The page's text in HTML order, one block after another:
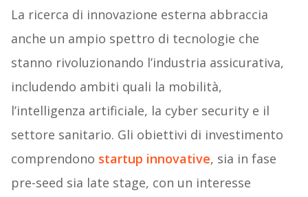
La ricerca di innovazione esterna abbraccia
anche un ampio spettro di tecnologie che
stanno rivoluzionando l’industria assicurativa,
includendo ambiti quali la mobilità,
l’intelligenza artificiale, la cyber security e il
settore sanitario. Gli obiettivi di investimento
comprendono startup innovative, sia in fase
pre-seed sia late stage, con un interesse